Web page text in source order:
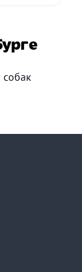
собак